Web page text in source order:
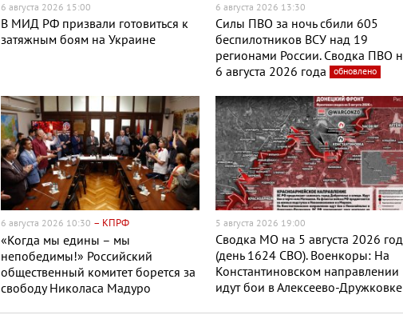
6 августа 2026 15:00
В МИД РФ призвали готовиться к
затяжным боям на Украине
6 августа 2026 13:30
Силы ПВО за ночь сбили 605
беспилотников ВСУ над 19
регионами России. Сводка ПВО
6 августа 2026 года
обновлено
6 августа 2026 10:30 – КПРФ
«Когда мы едины – мы
непобедимы!» Российский
общественный комитет борется за
свободу Николаса Мадуро
5 августа 2026 19:00
Сводка МО на 5 августа 2026
(день 1624 СВО). Военкоры: На
Константиновском направлении
идут бои в Алексеево-Дружковке